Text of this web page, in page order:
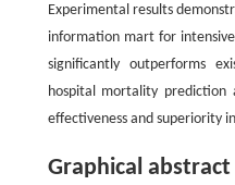
Experimental results
information mart for
significantly outperforms
hospital mortality
effectiveness and superiority
Graphical abstract